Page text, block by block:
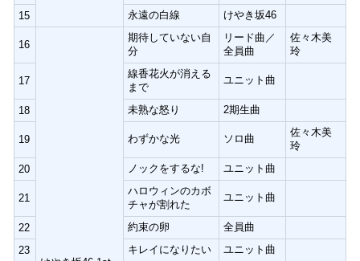
15
永遠の白線 けやき坂46
16
期待していない自
分
リード曲／
全員曲
佐々木美
玲
17
線香花火が消える
まで
ユニット曲
18 未熟な怒り 2期生曲
19 わずかな光 ソロ曲
佐々木美
玲
20
ノックをするな! ユニット曲
21
ハロウィンのカボ
チャが割れた
ユニット曲
22 約束の卵
全員曲
23
キレイになりたい
ユニット曲